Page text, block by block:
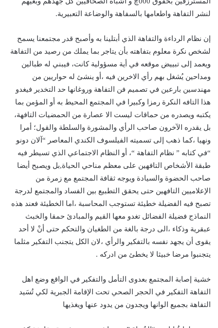
لنشر التفاهة واطعامها بالسفاهة والوضاعة التعبيرية.
إن نظام الرداءة والتفاهة الذي أبتلينا به وأصبح قدر مجتمعنا يسمح
لشخص نكرة معلوم بتفاهته بأن يتاجر بما يملك من رصيد من التفاهة
ويعمد إلى تبييض موقعه في أية مسؤولية كانت، فيبني له طبالين
ومداحين يُشغل بهم رأي الاخرين فيه ،أو ينشئ له حواريين من
مهندسين بارعين في تصميم فن التفاهة وروغانها حد التخدير فيغدو
هذا التافه النكرة رمزا وكبيرا في المجتمع المحيط به أو المؤمن بما
يكتبه ويصدره من حماقات ليست الا عصارة من الحمضيات التافهة،
بل يقدره الآخرون صاحب الرأي والمشورة والسلطة والقول؛ أمرا
ونهيا ،كما ذهب إلى تسميته الفيلسوف الكندي المعاصر “آلان دونو
“في كتابه ” نظام التفاهة “، أو النظام الاجتماعي الذي تسيطر فيه
طبقة الأشخاص التافهين على معظم مناحي الحياة,بل ويصبح أيضا
صاحب الحضوة والسيادة ويوجه ثقافة المجتمع مع زمرة من
الإعلاميين التافهين حتى يحقق التطبيع بين الفساد والمجتمع لدرجة
تصبح فيه الفضيلة خطيئة تستوجب المحاسبة ،اما الخطيئة فعند هذه
النماذج فضيلة الفضائل تغدو معها القيم والمبادئ حمقا والخبث
عبقرية وذكاء ،الى درجة بالغة من الطغيان والتحكم حتى أنْ لا أحد
يقوى أن يجهد نفسه بالتفكير والرأي ،لان الكل يتجنب التفكير مثلما
يتجنبوا مرضا خبيثا لا يخطئ من ادركه .
خشية إصابة المجتمع بعدوى التأمل والتفكير في الواقع وضع اهل
التفاهة التفكير في الحجر الصحي تحت الإقامة الجبرية لكي تُسَيد
التفاهة بجميع الوانها ويجدون من يدود عنها ويغذيها